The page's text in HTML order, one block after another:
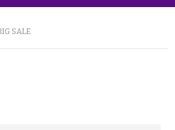
SALE